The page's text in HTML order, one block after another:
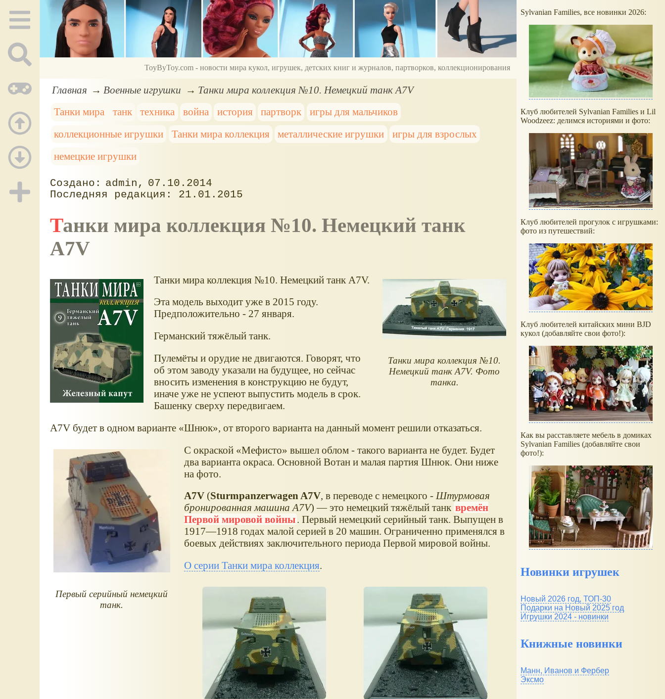
ToyByToy.com - новости мира кукол, игрушек, детских книг и журналов, партворков, коллекционирования
Главная Военные игрушки
Танки мира коллекция №10. Немецкий танк A7V
Танки мира
танк техника война история партворк
игры для мальчиков
коллекционные игрушки
Танки мира коллекция металлические игрушки
игры для взрослых
немецкие игрушки
admin
07.10.2014
21.01.2015
Танки мира коллекция №10. Немецкий танк
A7V
Танки мира коллекция №10. Немецкий танк A7V.
Танки мира коллекция №10.
Немецкий танк A7V. Фото
танка.
Эта модель выходит уже в 2015 году.
Предположительно - 27 января.
Германский тяжёлый танк.
Пулемёты и орудие не двигаются. Говорят, что
об этом заводу указали на будущее, но сейчас
вносить изменения в конструкцию не будут,
иначе уже не успеют выпустить модель в срок.
Башенку сверху передвигаем.
A7V будет в одном варианте
Шнюк , от второго варианта на данный момент решили отказаться.
Первый серийный немецкий
танк.
С окраской Мефисто
вышел облом - такого варианта не будет. Будет
два варианта окраса. Основной Вотан и малая партия Шнюк. Они ниже
на фото.
A7V(Sturmpanzerwagen A7V, в переводе с немецкого - Штурмовая
бронированная машина A7V) — это немецкий тяжёлый танк времён
Первой мировой войны. Первый немецкий серийный танк. Выпущен в
1917—1918 годах малой серией в 20 машин. Ограниченно применялся в
боевых действиях заключительного периода Первой мировой войны.
О серии Танки мира коллекция.
Sylvanian Families, все новинки 2026:
Клуб любителей Sylvanian Families и Lil
Woodzeez: делимся историями и фото:
Клуб любителей прогулок с игрушками:
фото из путешествий:
Клуб любителей китайских мини BJD
кукол (добавляйте свои фото!):
Как вы расставляете мебель в домиках
Sylvanian Families (добавляйте свои
фото!):
Новинки игрушек
Новый 2026 год, ТОП-30
Подарки на Новый 2025 год
Игрушки 2024 - новинки
Книжные новинки
Манн, Иванов и Фербер
Эксмо